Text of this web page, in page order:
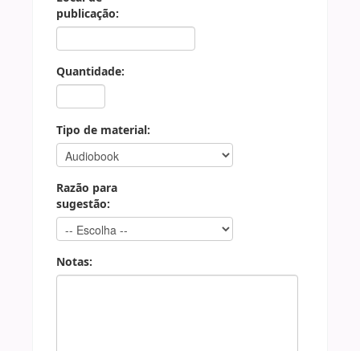
publicação:
Quantidade:
Tipo de material:
Razão para
sugestão:
Notas: